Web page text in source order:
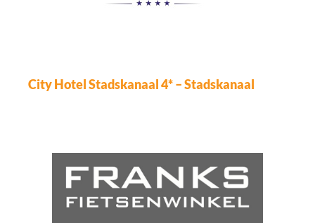
City Hotel Stadskanaal 4* – Stadskanaal